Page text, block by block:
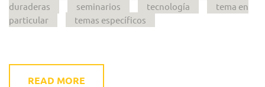
duraderas
seminarios tecnología
tema en
particular
temas específicos
READ MORE